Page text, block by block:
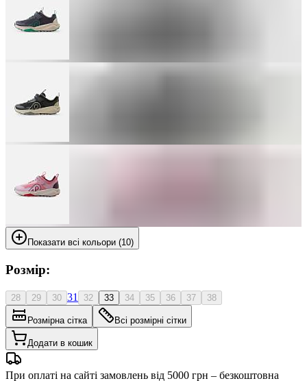
Показати всі кольори (10)
Розмір:
28 29 30 31 32 33 34 35 36 37 38
Розмірна сітка Всі розмірні сітки
Додати в кошик
При оплаті на сайті замовлень від 5000 грн – безкоштовна